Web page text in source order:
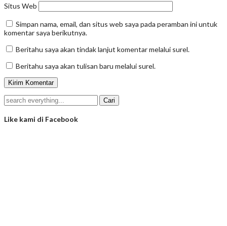
Situs Web
Simpan nama, email, dan situs web saya pada peramban ini untuk
komentar saya berikutnya.
Beritahu saya akan tindak lanjut komentar melalui surel.
Beritahu saya akan tulisan baru melalui surel.
Like kami di Facebook